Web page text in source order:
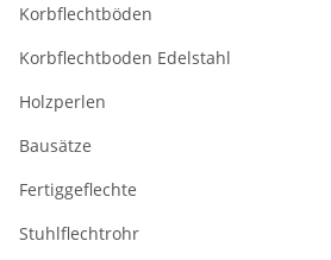
Korbflechtböden
Korbflechtboden Edelstahl
Holzperlen
Bausätze
Fertiggeflechte
Stuhlflechtrohr